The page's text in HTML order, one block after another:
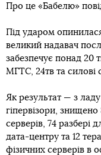
Про це «Бабелю»
Під ударом
великий надавач
забезпечує понад 20
МГТС, 24тв та силові
Як результат — з
гіпервізори, знищено
серверів, 74 разбері
дата-центру та 12
фізичних серверів в